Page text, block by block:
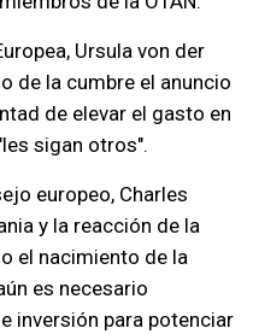
Ursula von der
de la cumbre el anuncio
de elevar el gasto en
sigan otros".
europeo, Charles
y la reacción de la
el nacimiento de la
es necesario
inversión para potenciar